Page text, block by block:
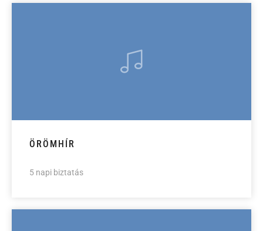
ÖRÖMHÍR
5 napi biztatás